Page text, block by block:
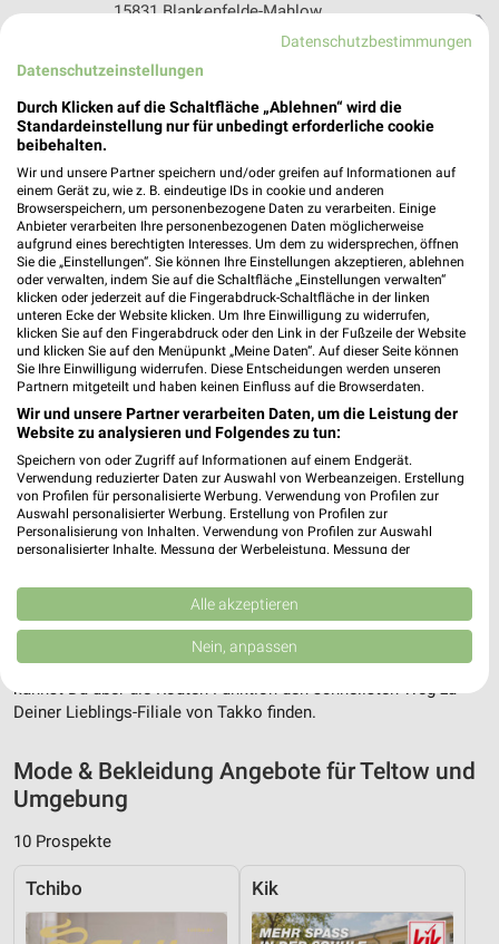
❯
15831 Blankenfelde-Mahlow
13,37 km
Adresse, Öffnungszeiten und Route für die
Takko Fashion Filiale in Teltow
Egal ob Adresse, Öffnungszeiten oder Route, hier findest Du
alles zur Takko Fashion Filiale in Teltow. Die aktuellsten
Angebote kannst Du Dir in den neuesten Prospekten
anschauen. Wenn Du ein schönes Schnäppchen gefunden hast,
kannst Du über die Routen-Funktion den schnellsten Weg zu
Deiner Lieblings-Filiale von Takko finden.
Mode & Bekleidung Angebote für Teltow und
Umgebung
10 Prospekte
Tchibo Kik
Datenschutzbestimmungen
Datenschutzeinstellungen
Durch Klicken auf die Schaltfläche „Ablehnen“ wird die
Standardeinstellung nur für unbedingt erforderliche cookie
beibehalten.
Wir und unsere Partner speichern und/oder greifen auf Informationen auf
einem Gerät zu, wie z. B. eindeutige IDs in cookie und anderen
Browserspeichern, um personenbezogene Daten zu verarbeiten. Einige
Anbieter verarbeiten Ihre personenbezogenen Daten möglicherweise
aufgrund eines berechtigten Interesses. Um dem zu widersprechen, öffnen
Sie die „Einstellungen“. Sie können Ihre Einstellungen akzeptieren, ablehnen
oder verwalten, indem Sie auf die Schaltfläche „Einstellungen verwalten“
klicken oder jederzeit auf die Fingerabdruck-Schaltfläche in der linken
unteren Ecke der Website klicken. Um Ihre Einwilligung zu widerrufen,
klicken Sie auf den Fingerabdruck oder den Link in der Fußzeile der Website
und klicken Sie auf den Menüpunkt „Meine Daten“. Auf dieser Seite können
Sie Ihre Einwilligung widerrufen. Diese Entscheidungen werden unseren
Partnern mitgeteilt und haben keinen Einfluss auf die Browserdaten.
Wir und unsere Partner verarbeiten Daten, um die Leistung der
Website zu analysieren und Folgendes zu tun:
Speichern von oder Zugriff auf Informationen auf einem Endgerät.
Verwendung reduzierter Daten zur Auswahl von Werbeanzeigen. Erstellung
von Profilen für personalisierte Werbung. Verwendung von Profilen zur
Auswahl personalisierter Werbung. Erstellung von Profilen zur
Personalisierung von Inhalten. Verwendung von Profilen zur Auswahl
personalisierter Inhalte. Messung der Werbeleistung. Messung der
Kombinationen von Daten aus verschiedenen Quellen. Entwicklung und
Verbesserung der Angebote. Verwendung reduzierter Daten zur Auswahl
von Inhalten.
Daten können außerhalb der Europäischen Union weitergegeben und in die
Website/App.
Partnerliste anzeigen (1 IAB-Anbieter)
IAB-Verarbeitungszwecke:
Speichern von oder Zugriff auf Informationen
auf einem Endgerät
Verwendung reduzierter Daten zur Auswahl von
Werbeanzeigen
Alle akzeptieren
Nein, anpassen